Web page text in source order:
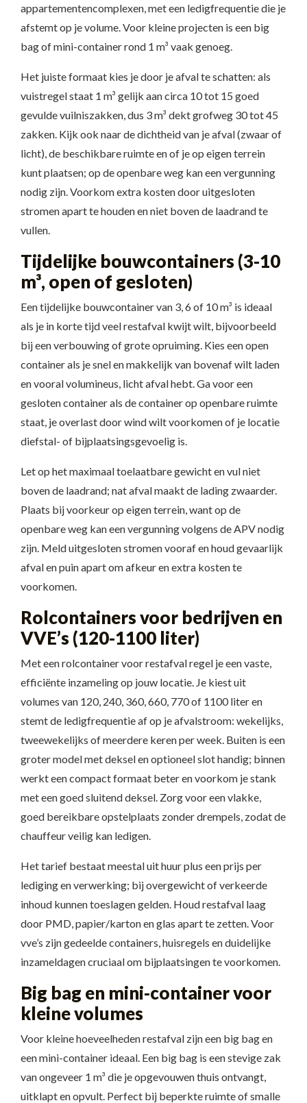
appartementencomplexen, met een ledigfrequentie die je
afstemt op je volume. Voor kleine projecten is een big
bag of mini-container rond 1 m³ vaak genoeg.
Het juiste formaat kies je door je afval te schatten: als
vuistregel staat 1 m³ gelijk aan circa 10 tot 15 goed
gevulde vuilniszakken, dus 3 m³ dekt grofweg 30 tot 45
zakken. Kijk ook naar de dichtheid van je afval (zwaar of
licht), de beschikbare ruimte en of je op eigen terrein
kunt plaatsen; op de openbare weg kan een vergunning
nodig zijn. Voorkom extra kosten door uitgesloten
stromen apart te houden en niet boven de laadrand te
vullen.
Tijdelijke bouwcontainers (3-10
m³, open of gesloten)
Een tijdelijke bouwcontainer van 3, 6 of 10 m³ is ideaal
als je in korte tijd veel restafval kwijt wilt, bijvoorbeeld
bij een verbouwing of grote opruiming. Kies een open
container als je snel en makkelijk van bovenaf wilt laden
en vooral volumineus, licht afval hebt. Ga voor een
gesloten container als de container op openbare ruimte
staat, je overlast door wind wilt voorkomen of je locatie
diefstal- of bijplaatsingsgevoelig is.
Let op het maximaal toelaatbare gewicht en vul niet
boven de laadrand; nat afval maakt de lading zwaarder.
Plaats bij voorkeur op eigen terrein, want op de
openbare weg kan een vergunning volgens de APV nodig
zijn. Meld uitgesloten stromen vooraf en houd gevaarlijk
afval en puin apart om afkeur en extra kosten te
voorkomen.
Rolcontainers voor bedrijven en
VVE’s (120-1100 liter)
Met een rolcontainer voor restafval regel je een vaste,
efficiënte inzameling op jouw locatie. Je kiest uit
volumes van 120, 240, 360, 660, 770 of 1100 liter en
stemt de ledigfrequentie af op je afvalstroom: wekelijks,
tweewekelijks of meerdere keren per week. Buiten is een
groter model met deksel en optioneel slot handig; binnen
werkt een compact formaat beter en voorkom je stank
met een goed sluitend deksel. Zorg voor een vlakke,
goed bereikbare opstelplaats zonder drempels, zodat de
chauffeur veilig kan ledigen.
Het tarief bestaat meestal uit huur plus een prijs per
lediging en verwerking; bij overgewicht of verkeerde
inhoud kunnen toeslagen gelden. Houd restafval laag
door PMD, papier/karton en glas apart te zetten. Voor
vve’s zijn gedeelde containers, huisregels en duidelijke
inzameldagen cruciaal om bijplaatsingen te voorkomen.
Big bag en mini-container voor
kleine volumes
Voor kleine hoeveelheden restafval zijn een big bag en
een mini-container ideaal. Een big bag is een stevige zak
van ongeveer 1 m³ die je opgevouwen thuis ontvangt,
uitklapt en opvult. Perfect bij beperkte ruimte of smalle